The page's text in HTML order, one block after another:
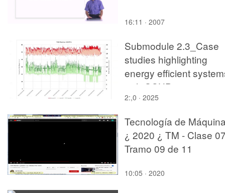
16:11 · 2007
Submodule 2.3_Case
studies highlighting
energy efficient
with GSHP
systems__CASE TCD
4
2:,0 · 2025
Tecnología de
¿ 2020 ¿ TM - Clase
Tramo 09 de 11
10:05 · 2020